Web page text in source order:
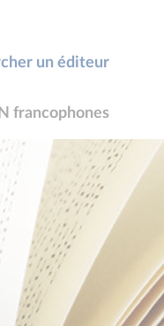
un éditeur
francophones